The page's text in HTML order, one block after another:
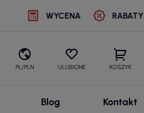
WYCENA RABATY
PL/PLN ULUBIONE KOSZYK
Blog Kontakt